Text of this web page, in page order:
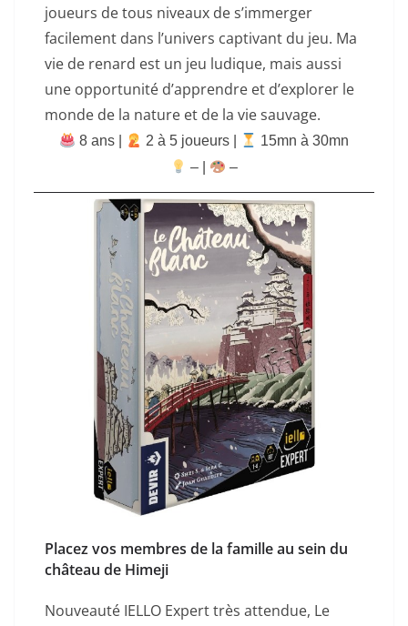
joueurs de tous niveaux de s’immerger
facilement dans l’univers captivant du jeu. Ma
vie de renard est un jeu ludique, mais aussi
une opportunité d’apprendre et d’explorer le
monde de la nature et de la vie sauvage.
8 ans | ‍ 2 à 5 joueurs |
15mn à 30mn
–
–
Placez vos membres de la famille au sein du
château de Himeji
Nouveauté IELLO Expert très attendue, Le